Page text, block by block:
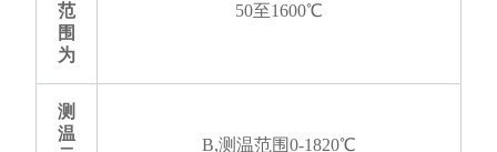
范
围
为
50至1600℃
测
温
B,测温范围0-1820℃